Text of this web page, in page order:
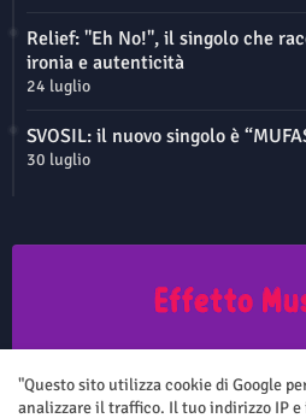
Relief: "Eh No!", il singolo che
ironia e autenticità
24 luglio
SVOSIL: il nuovo singolo è
30 luglio
aggiornato senza nessuna periodicità.
un prodotto editoriale ai sensi della
"Questo sito utilizza cookie di Google
analizzare il traffico. Il tuo indirizzo IP